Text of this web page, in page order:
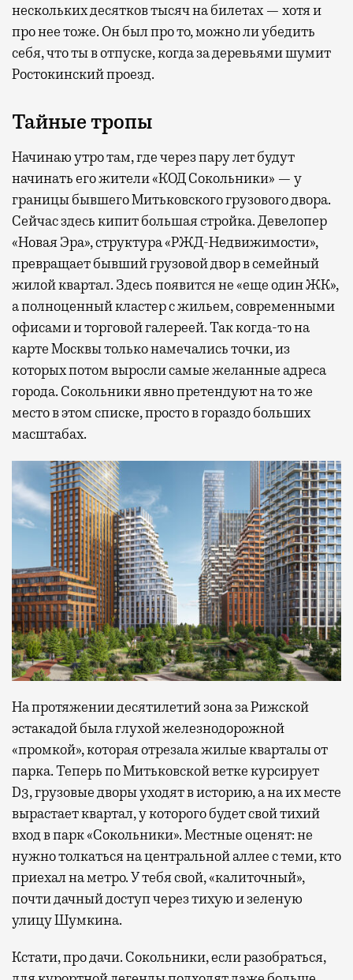
нескольких десятков тысяч на билетах — хотя и
про нее тоже. Он был про то, можно ли убедить
себя, что ты в отпуске, когда за деревьями шумит
Ростокинский проезд.
Тайные тропы
Начинаю утро там, где через пару лет будут
начинать его жители «КОД Сокольники» — у
границы бывшего Митьковского грузового двора.
Сейчас здесь кипит большая стройка. Девелопер
«Новая Эра», структура «РЖД-Недвижимости»,
превращает бывший грузовой двор в семейный
жилой квартал. Здесь появится не «еще один ЖК»,
а полноценный кластер с жильем, современными
офисами и торговой галереей. Так когда-то на
карте Москвы только намечались точки, из
которых потом выросли самые желанные адреса
города. Сокольники явно претендуют на то же
место в этом списке, просто в гораздо больших
масштабах.
На протяжении десятилетий зона за Рижской
эстакадой была глухой железнодорожной
«промкой», которая отрезала жилые кварталы от
парка. Теперь по Митьковской ветке курсирует
D3, грузовые дворы уходят в историю, а на их месте
вырастает квартал, у которого будет свой тихий
вход в парк «Сокольники». Местные оценят: не
нужно толкаться на центральной аллее с теми, кто
приехал на метро. У тебя свой, «калиточный»,
почти дачный доступ через тихую и зеленую
улицу Шумкина.
Кстати, про дачи. Сокольники, если разобраться,